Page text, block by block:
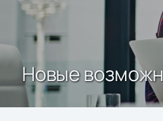
Новые